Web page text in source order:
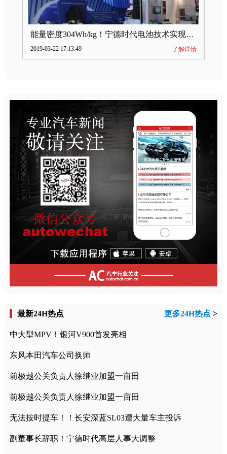
能量密度304Wh/kg！宁德时代电池技术实现突破
2019-03-22 17:13:49 了解详情
最新24H热点 更多24H热点 >
中大型MPV！银河V900首发亮相
东风本田汽车公司换帅
前极越公关负责人徐继业加盟一亩田
前极越公关负责人徐继业加盟一亩田
无法按时提车！！长安深蓝SL03遭大量车主投诉
副董事长辞职！宁德时代高层人事大调整